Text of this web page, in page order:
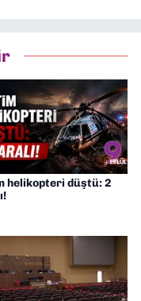
helikopteri düştü: 2